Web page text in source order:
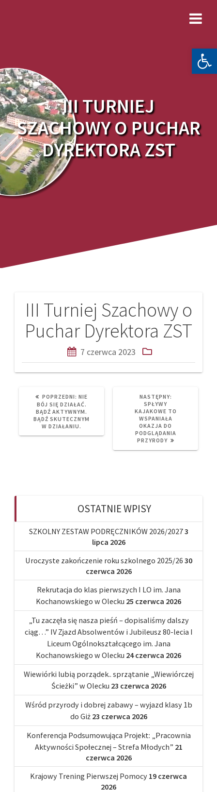
III TURNIEJ
SZACHOWY O PUCHAR
DYREKTORA ZST
III Turniej Szachowy o
Puchar Dyrektora ZST
7 czerwca 2023
Nawigacja
wpisu
POPRZEDNI: PREVIOUS
POST:
NIE
BÓJ SIĘ DZIAŁAĆ.
BĄDŹ AKTYWNYM.
BĄDŹ SKUTECZNYM
W DZIAŁANIU.
NASTĘPNY:
SPŁYWY
KAJAKOWE TO
WSPANIAŁA
OKAZJA DO
PODGLĄDANIA
PRZYRODY
OSTATNIE WPISY
SZKOLNY ZESTAW PODRĘCZNIKÓW 2026/20273
lipca 2026
Uroczyste zakończenie roku szkolnego 2025/26 30
czerwca 2026
Rekrutacja do klas pierwszych I LO im. Jana
Kochanowskiego w Olecku 25 czerwca 2026
„Tu zaczęła się nasza pieśń – dopisaliśmy dalszy
ciąg…” IV Zjazd Absolwentów i Jubileusz 80-lecia I
Liceum Ogólnokształcącego im. Jana
Kochanowskiego w Olecku 24 czerwca 2026
Wiewiórki lubią porządek.. sprzątanie „Wiewiórczej
Ścieżki” w Olecku 23 czerwca 2026
Wśród przyrody i dobrej zabawy – wyjazd klasy 1b
do Giż 23 czerwca 2026
Konferencja Podsumowująca Projekt: „Pracownia
Aktywności Społecznej – Strefa Młodych” 21
czerwca 2026
Krajowy Trening Pierwszej Pomocy 19 czerwca
2026